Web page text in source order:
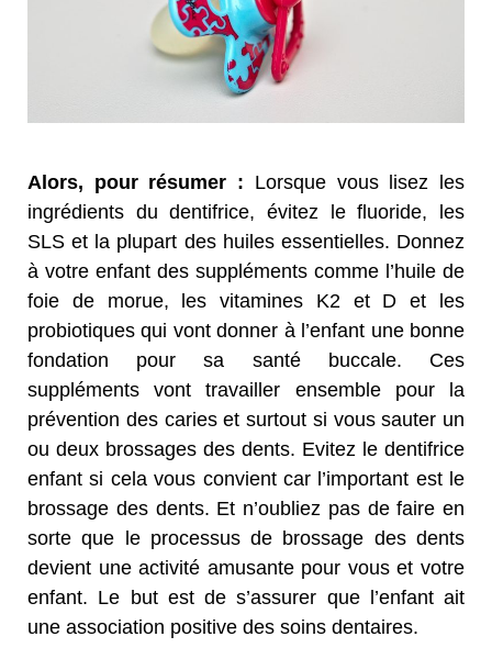
Alors, pour résumer : Lorsque vous lisez les
ingrédients du dentifrice, évitez le fluoride, les
SLS et la plupart des huiles essentielles. Donnez
à votre enfant des suppléments comme l’huile de
foie de morue, les vitamines K2 et D et les
probiotiques qui vont donner à l’enfant une bonne
fondation pour sa santé buccale. Ces
suppléments vont travailler ensemble pour la
prévention des caries et surtout si vous sauter un
ou deux brossages des dents. Evitez le dentifrice
enfant si cela vous convient car l’important est le
brossage des dents. Et n’oubliez pas de faire en
sorte que le processus de brossage des dents
devient une activité amusante pour vous et votre
enfant. Le but est de s’assurer que l’enfant ait
une association positive des soins dentaires.